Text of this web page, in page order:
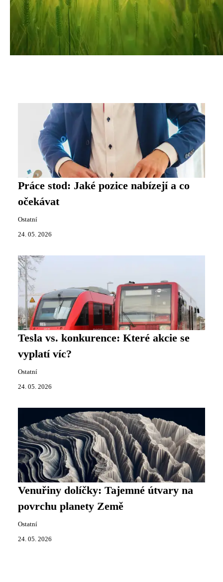
Práce stod: Jaké pozice nabízejí a co
očekávat
Ostatní
24. 05. 2026
Tesla vs. konkurence: Které akcie se
vyplatí víc?
Ostatní
24. 05. 2026
Venuřiny dolíčky: Tajemné útvary na
povrchu planety Země
Ostatní
24. 05. 2026